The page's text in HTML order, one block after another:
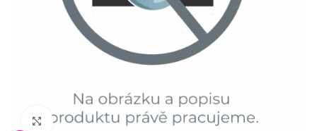
Klikněte pro zvětšení